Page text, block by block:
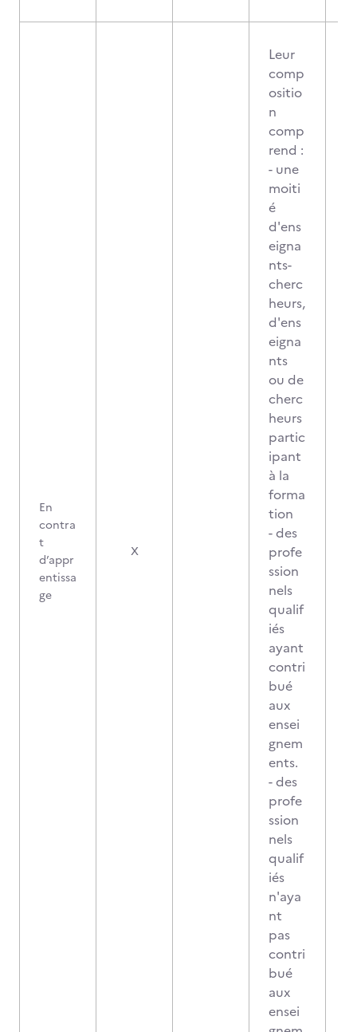
En
contra
t
d’appr
entissa
ge
X
Leur
comp
ositio
n
comp
rend :
- une
moiti
é
d'ens
eigna
nts-
cherc
heurs,
d'ens
eigna
nts
ou de
cherc
heurs
partic
ipant
à la
forma
tion
- des
profe
ssion
nels
qualif
iés
ayant
contri
bué
aux
ensei
gnem
ents.
- des
profe
ssion
nels
qualif
iés
n'aya
nt
pas
contri
bué
aux
ensei